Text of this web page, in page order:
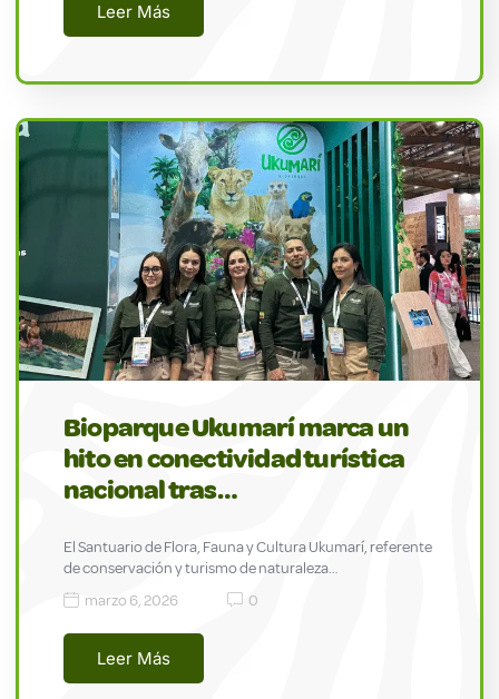
Leer Más
Bioparque Ukumarí marca un
hito en conectividad turística
nacional tras…
El Santuario de Flora, Fauna y Cultura Ukumarí, referente
de conservación y turismo de naturaleza…
marzo 6, 2026
0
Leer Más